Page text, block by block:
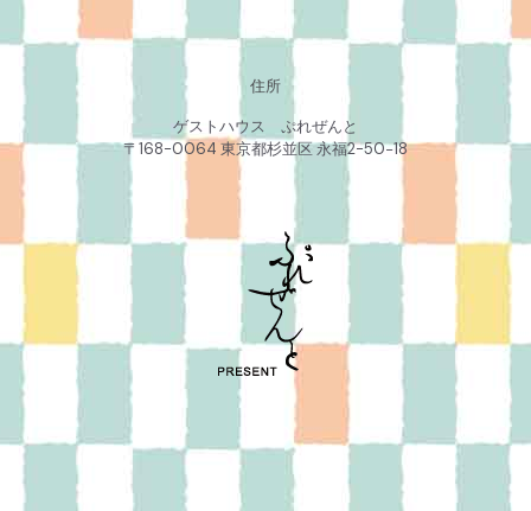
住所
ゲストハウス ぷれぜんと
〒168-0064 東京都杉並区 永福2-50−18